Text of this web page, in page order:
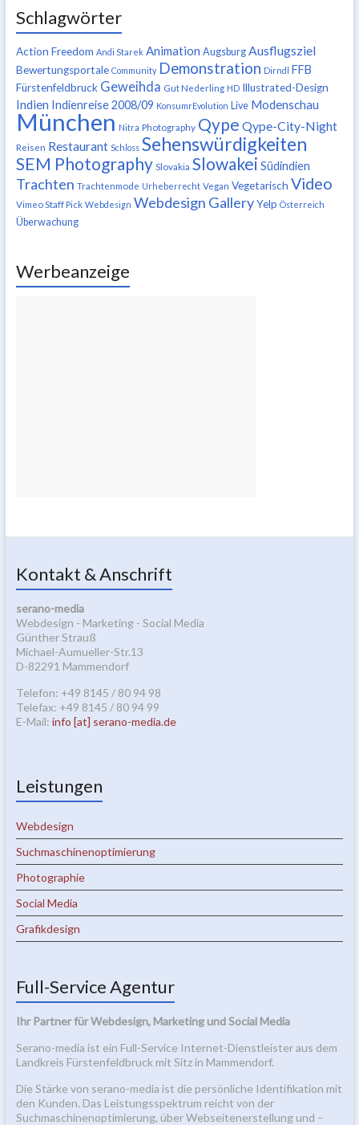
Schlagwörter
Action Freedom Andi Starek Animation Augsburg Ausflugsziel
Bewertungsportale Community Demonstration Dirndl FFB
Fürstenfeldbruck Geweihda Gut Nederling HD Illustrated-Design
Indien Indienreise 2008/09 KonsumrEvolution Live Modenschau
München Nitra Photography Qype Qype-City-Night
Reisen Restaurant Schloss Sehenswürdigkeiten
SEM Photography Slovakia Slowakei Südindien
Trachten Trachtenmode Urheberrecht Vegan Vegetarisch Video
Vimeo Staff Pick Webdesign Webdesign Gallery Yelp Österreich
Überwachung
Werbeanzeige
Kontakt & Anschrift
serano-media
Webdesign - Marketing - Social Media
Günther Strauß
Michael-Aumueller-Str.13
D-82291 Mammendorf
Telefon: +49 8145 / 80 94 98
Telefax: +49 8145 / 80 94 99
E-Mail: info [at] serano-media.de
Leistungen
Webdesign
Suchmaschinenoptimierung
Photographie
Social Media
Grafikdesign
Full-Service Agentur
Ihr Partner für Webdesign, Marketing und Social Media
Serano-media ist ein Full-Service Internet-Dienstleister aus dem
Landkreis Fürstenfeldbruck mit Sitz in Mammendorf.
Die Stärke von serano-media ist die persönliche Identifikation mit
den Kunden. Das Leistungsspektrum reicht von der
Suchmaschinenoptimierung, über Webseitenerstellung und –